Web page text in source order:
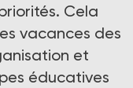
Cela
vacances des
et
éducatives